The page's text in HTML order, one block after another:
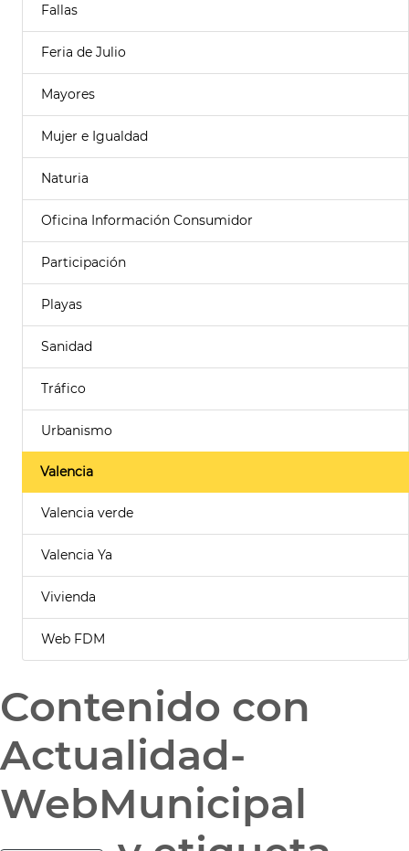
Fallas
Feria de Julio
Mayores
Mujer e Igualdad
Naturia
Oficina Información Consumidor
Participación
Playas
Sanidad
Tráfico
Urbanismo
Valencia
Valencia verde
Valencia Ya
Vivienda
Web FDM
Contenido con
Actualidad-
WebMunicipal